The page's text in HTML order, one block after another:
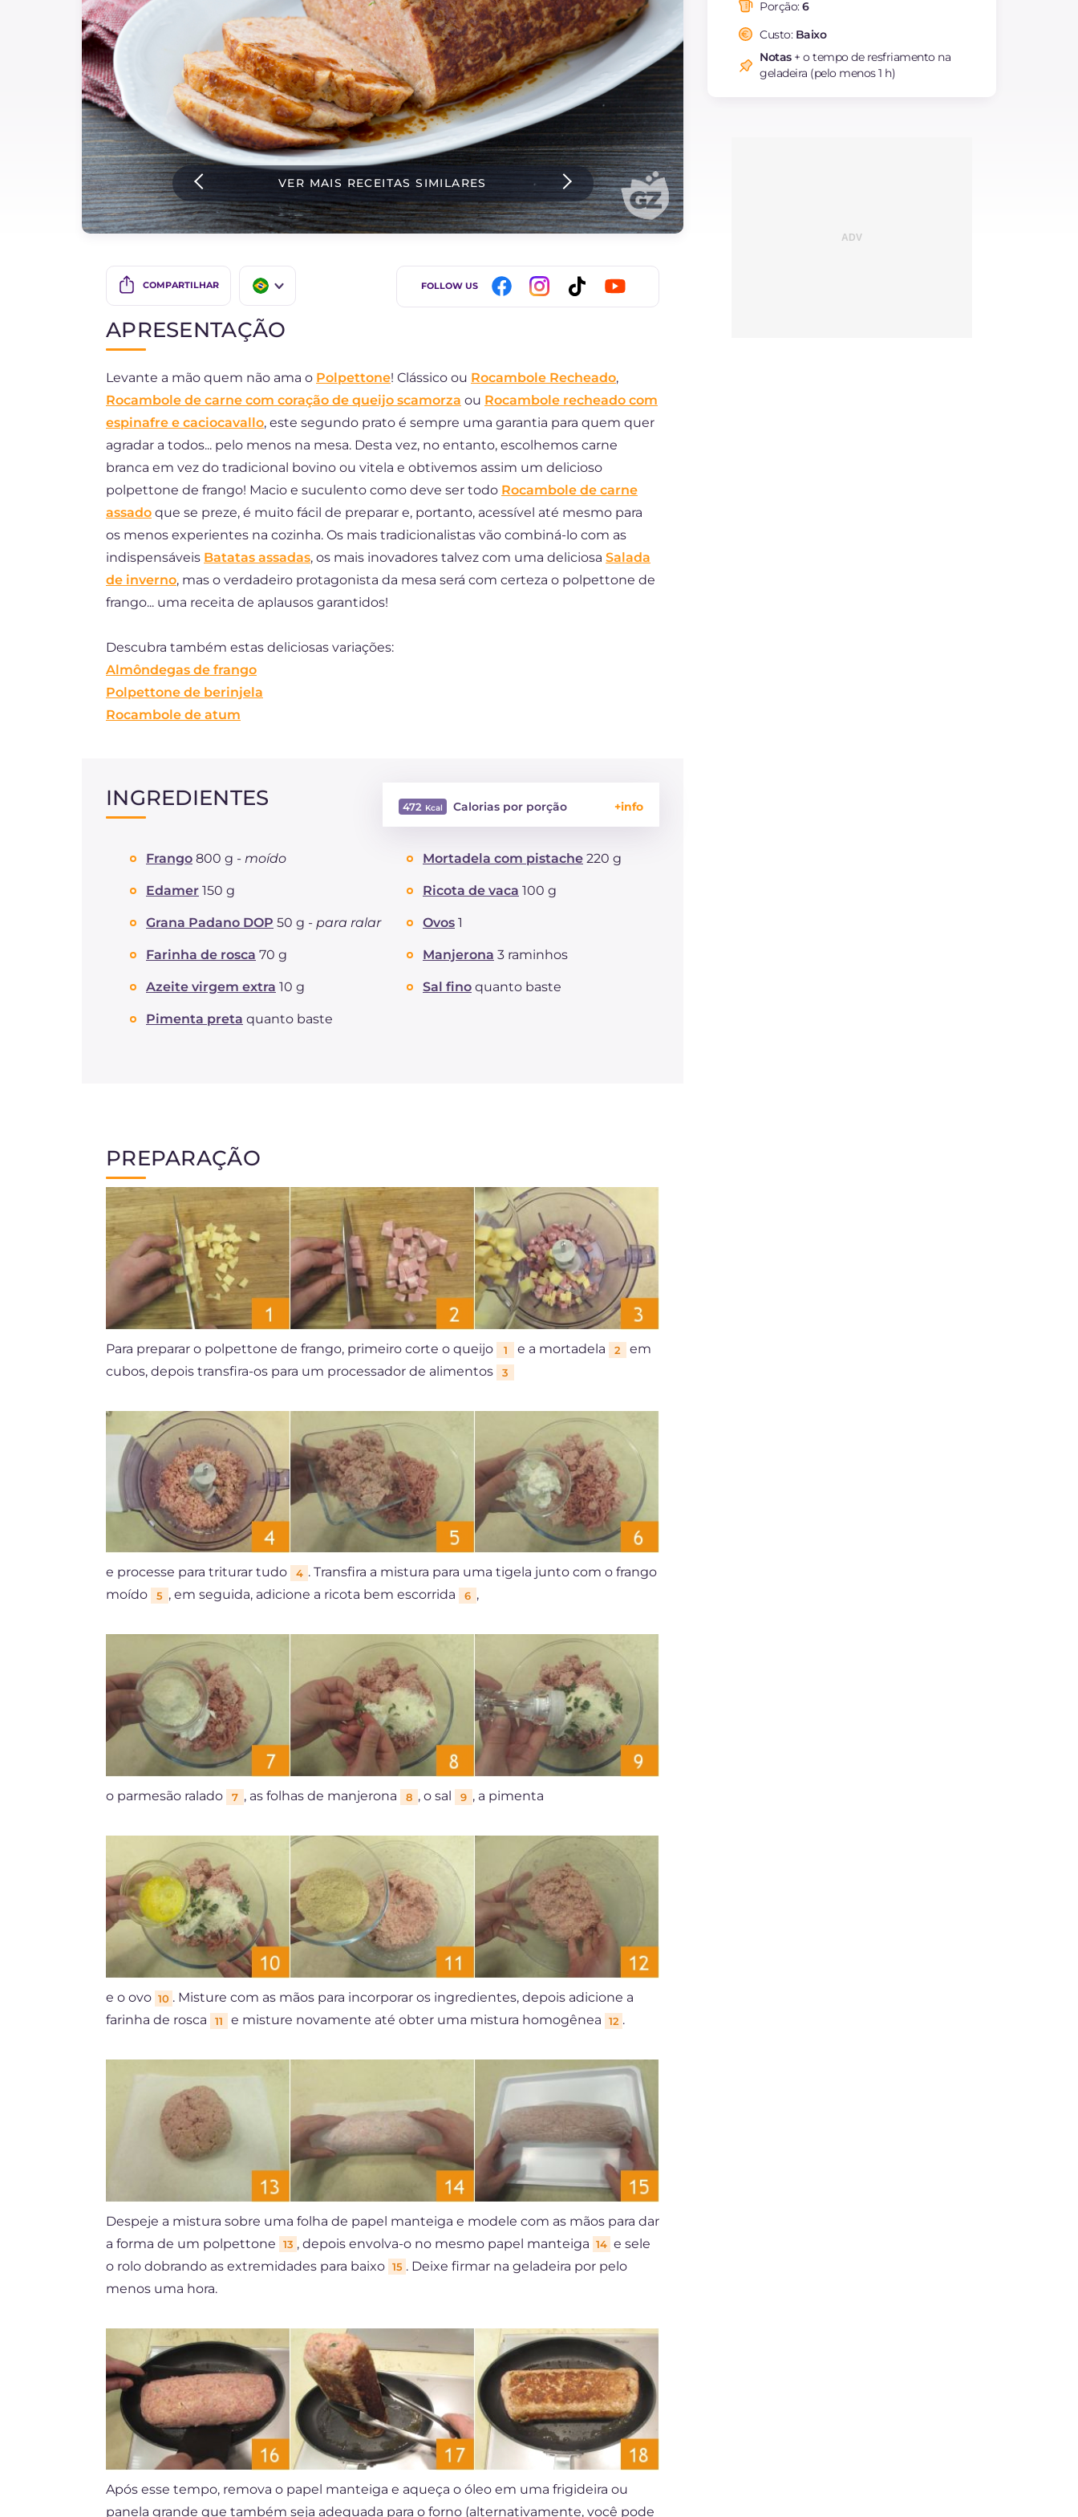
Bolos e panificacao
Ultimas receitas
IT Website
Instagram
VER MAIS RECEITAS SIMILARES
COMPARTILHAR
ES
DE
NL
FOLLOW US
saturadas
Fibra
Colesterol
Sódio
Porção:6
Custo: Baixo
Notas+ o tempo de resfriamento na
geladeira (pelo menos 1 h)
APRESENTAÇÃO
Levante a mão quem não ama o Polpettone! Clássico ou Rocambole Recheado,
Rocambole de carne com coração de queijo scamorza ou Rocambole recheado com
espinafre e caciocavallo, este segundo prato é sempre uma garantia para quem quer
agradar a todos... pelo menos na mesa. Desta vez, no entanto, escolhemos carne
branca em vez do tradicional bovino ou vitela e obtivemos assim um delicioso
polpettone de frango! Macio e suculento como deve ser todo Rocambole de carne
assado que se preze, é muito fácil de preparar e, portanto, acessível até mesmo para
os menos experientes na cozinha. Os mais tradicionalistas vão combiná-lo com as
indispensáveis Batatas assadas, os mais inovadores talvez com uma deliciosa Salada
de inverno, mas o verdadeiro protagonista da mesa será com certeza o polpettone de
frango... uma receita de aplausos garantidos!
Descubra também estas deliciosas variações:
Almôndegas de frango
Polpettone de berinjela
Rocambole de atum
INGREDIENTES 472 Calorias por porção
Carboidratos g
Proteína
Gorduras
saturadas
Colesterol
Frango 800 g - moído Mortadela com pistache 220 g
Edamer 150 g Ricota de vaca 100 g
Grana Padano DOP 50 g - para ralar Ovos 1
Farinha de rosca 70 g Manjerona 3 raminhos
Azeite virgem extra 10 g Sal fino quanto baste
Pimenta preta quanto baste
PREPARAÇÃO
Para preparar o polpettone de frango, primeiro corte o queijo 1 e a mortadela 2
em
cubos, depois transfira-os para um processador de alimentos
3
e processe para triturar tudo 4 . Transfira a mistura para uma tigela junto com o frango
moído
5 , em seguida, adicione a ricota bem escorrida 6 ,
o parmesão ralado 7 , as folhas de manjerona 8 , o sal 9 , a pimenta
e o ovo 10 . Misture com as mãos para incorporar os ingredientes, depois adicione a
farinha de rosca
11 e misture novamente até obter uma mistura homogênea 12 .
Despeje a mistura sobre uma folha de papel manteiga e modele com as mãos para dar
a forma de um polpettone
13 , depois envolva-o no mesmo papel manteiga 14 e sele
o rolo dobrando as extremidades para baixo 15 . Deixe firmar na geladeira por pelo
menos uma hora.
Após esse tempo, remova o papel manteiga e aqueça o óleo em uma frigideira ou
panela grande que também seja adequada para o forno (alternativamente, você pode